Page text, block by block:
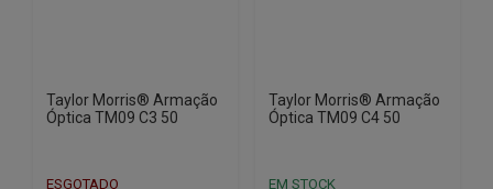
Taylor Morris® Armação
Óptica TM09 C3 50
ESGOTADO
Taylor Morris® Armação
Óptica TM09 C4 50
EM STOCK